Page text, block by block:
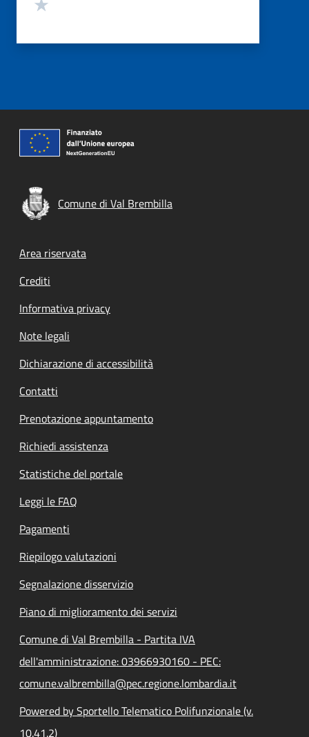
Comune di Val Brembilla
Footer menu
Area riservata
Crediti
Informativa privacy
Note legali
Dichiarazione di accessibilità
Contatti
Prenotazione appuntamento
Richiedi assistenza
Statistiche del portale
Leggi le FAQ
Pagamenti
Riepilogo valutazioni
Segnalazione disservizio
Piano di miglioramento dei servizi
Comune di Val Brembilla - Partita IVA
dell'amministrazione: 03966930160 - PEC:
comune.valbrembilla@pec.regione.lombardia.it
Powered by Sportello Telematico Polifunzionale (v.
10.41.2)